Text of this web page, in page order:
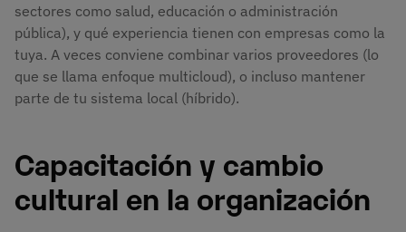
sectores como salud, educación o administración
pública), y qué experiencia tienen con empresas como la
tuya. A veces conviene combinar varios proveedores (lo
que se llama enfoque multicloud), o incluso mantener
parte de tu sistema local (híbrido).
Capacitación y cambio
cultural en la organización